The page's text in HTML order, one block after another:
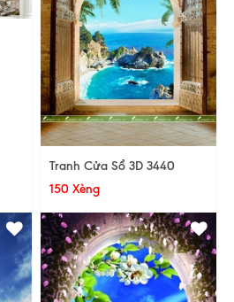
Tranh Cửa Sổ 3D 3440
150 Xèng